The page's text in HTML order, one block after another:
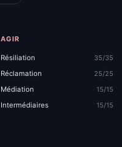
AGIR
Résiliation
35/35
Réclamation
25/25
Médiation
15/15
Intermédiaires
15/15